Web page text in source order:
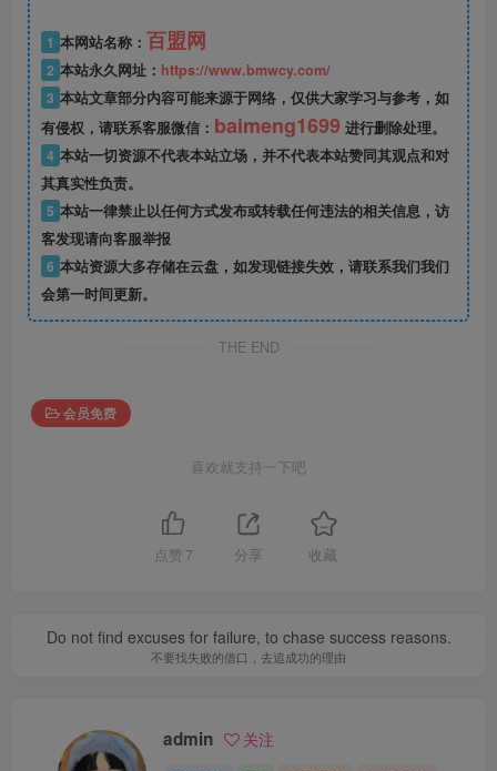
1 本网站名称： 百盟网
2 本站永久网址： https://www.bmwcy.com/
3 本站文章部分内容可能来源于网络，仅供大家学习与参考，如
有侵权，请联系客服微信： baimeng1699 进行删除处理。
4 本站一切资源不代表本站立场，并不代表本站赞同其观点和对
其真实性负责。
5 本站一律禁止以任何方式发布或转载任何违法的相关信息，访
客发现请向客服举报
6 本站资源大多存储在云盘，如发现链接失效，请联系我们我们
会第一时间更新。
THE END
会员免费
喜欢就支持一下吧
点赞 7 分享 收藏
Do not find excuses for failure, to chase success reasons.
不要找失败的借口，去追成功的理由
admin 关注